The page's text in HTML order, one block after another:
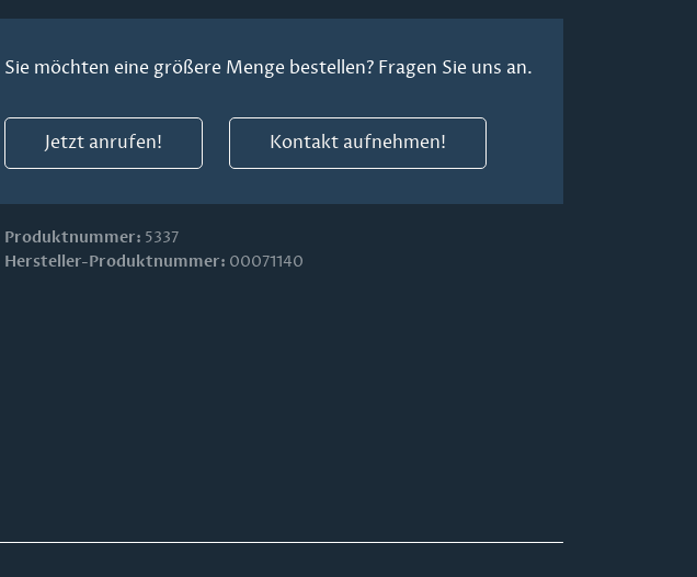
Sie möchten eine größere Menge bestellen? Fragen Sie uns an.
Jetzt anrufen! Kontakt aufnehmen!
Produktnummer: 5337
Hersteller-Produktnummer: 00071140